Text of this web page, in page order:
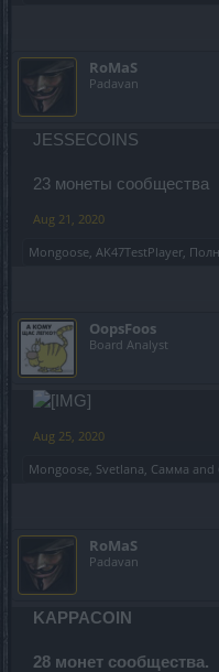
RoMaS
Padavan
JESSECOINS
23 монеты сообщества
Aug 21, 2020
Mongoose AK47TestPlayer
OopsFoos
Board Analyst
Aug 25, 2020
Mongoose Svetlana Самма and
RoMaS
Padavan
KAPPACOIN
28 монет сообщества.